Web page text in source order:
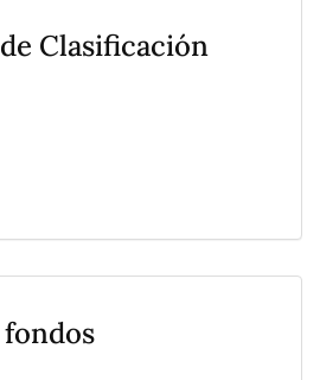
Clasificación